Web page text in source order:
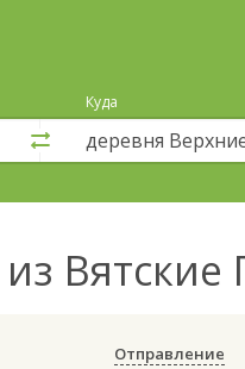
Куда
из
Отправление